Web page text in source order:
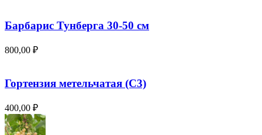
Барбарис Тунберга 30-50 см
800,00 ₽
Гортензия метельчатая (С3)
400,00 ₽